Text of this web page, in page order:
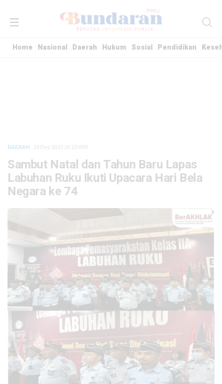
Home Nasional Daerah Hukum Sosial Pendidikan
DAERAH · 23 Des 2022 20:23WIB
Sambut Natal dan Tahun Baru Lapas
Labuhan Ruku Ikuti Upacara Hari Bela
Negara ke 74